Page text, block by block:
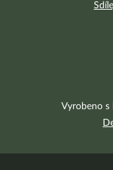
Vyrobeno s